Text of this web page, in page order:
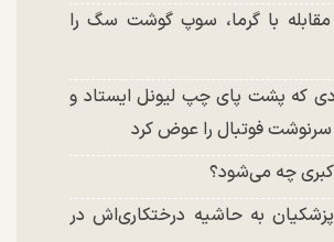
مقابله با گرما، سوپ گوشت سگ را
که پشت پای چپ لیونل ایستاد و
فوتبال را عوض کرد
چه می‌شود؟
به حاشیه درختکاری‌اش در